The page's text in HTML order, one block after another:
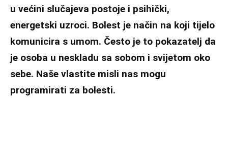
u većini slučajeva postoje i psihički,
energetski uzroci. Bolest je način na koji tijelo
komunicira s umom. Često je to pokazatelj da
je osoba u neskladu sa sobom i svijetom oko
sebe. Naše vlastite misli nas mogu
programirati za bolesti.